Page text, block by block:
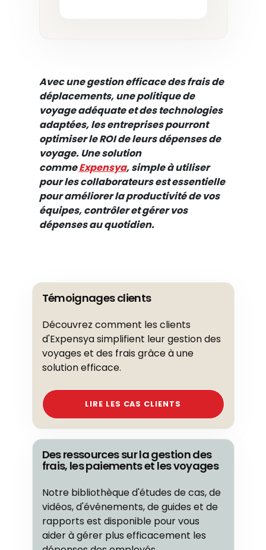
Avec une gestion efficace des frais de
déplacements, une politique de
voyage adéquate et des technologies
adaptées, les entreprises pourront
optimiser le ROI de leurs dépenses de
voyage. Une solution
commeExpensya, simple à utiliser
pour les collaborateurs est essentielle
pour améliorer la productivité de vos
équipes, contrôler et gérer vos
dépenses au quotidien.
Témoignages clients
Découvrez comment les clients
d'Expensya simplifient leur gestion des
voyages et des frais grâce à une
solution efficace.
LIRE LES CAS CLIENTS
Des ressources sur la gestion des
frais, les paiements et les voyages
Notre bibliothèque d'études de cas, de
vidéos, d'événements, de guides et de
rapports est disponible pour vous
aider à gérer plus efficacement les